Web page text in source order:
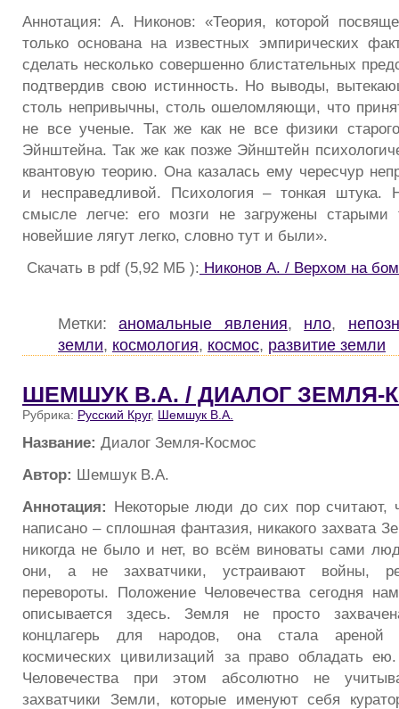
Аннотация: А. Никонов: «Теория, которой
только основана на известных эмпирических
сделать несколько совершенно блистательных
подтвердив свою истинность. Но выводы,
столь непривычны, столь ошеломляющи, что
не все ученые. Так же как не все физики
Эйнштейна. Так же как позже Эйнштейн
квантовую теорию. Она казалась ему чересчур
и несправедливой. Психология – тонкая
смысле легче: его мозги не загружены старыми
новейшие лягут легко, словно тут и были».
Скачать в pdf (5,92 МБ ): Никонов А. / Верхом на
Метки:аномальные явления, нло,
земли, космология, космос, развитие земли
ШЕМШУК В.А. / ДИАЛОГ ЗЕМЛЯ-
Рубрика: Русский Круг, Шемшук В.А.
Название: Диалог Земля-Космос
Автор: Шемшук В.А.
Аннотация: Некоторые люди до сих пор считают,
написано – сплошная фантазия, никакого захвата
никогда не было и нет, во всём виноваты сами
они, а не захватчики, устраивают войны,
перевороты. Положение Человечества сегодня
описывается здесь. Земля не просто
концлагерь для народов, она стала ареной
космических цивилизаций за право обладать
Человечества при этом абсолютно не
захватчики Земли, которые именуют себя